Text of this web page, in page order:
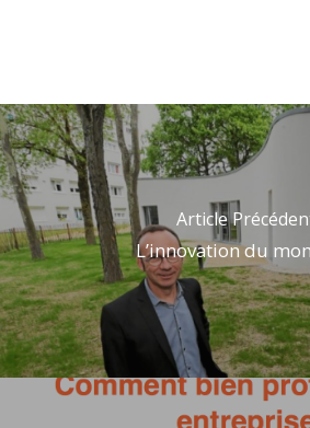
Article
L’innovation du